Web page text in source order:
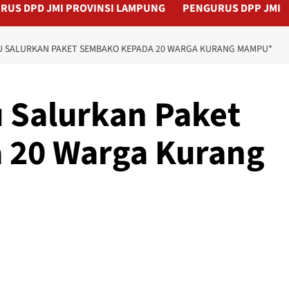
DPD JMI PROVINSI LAMPUNG PENGURUS DPP JMI
SALURKAN PAKET SEMBAKO KEPADA 20 WARGA KURANG MAMPU*
Paket
Warga Kurang